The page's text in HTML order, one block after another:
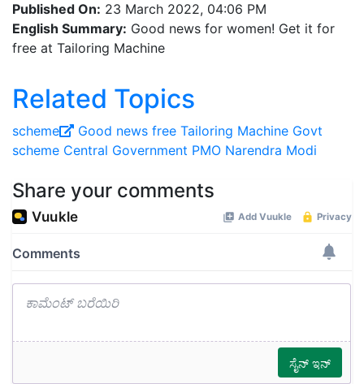
Published On: 23 March 2022, 04:06 PM
English Summary: Good news for women! Get it for
free at Tailoring Machine
Related Topics
scheme Good news free Tailoring Machine Govt
scheme Central Government PMO Narendra Modi
Share your comments